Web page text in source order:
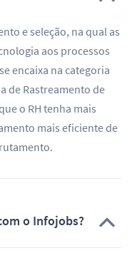
e seleção, na qual as
aos processos
encaixa na categoria
de Rastreamento de
o RH tenha mais
mais eficiente de
o Infojobs?